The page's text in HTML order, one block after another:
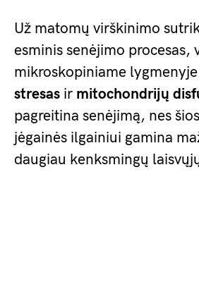
Už matomų virškinimo
esminis senėjimo procesas,
mikroskopiniame
stresas ir mitochondrijų
pagreitina senėjimą, nes
jėgainės ilgainiui gamina
daugiau kenksmingų